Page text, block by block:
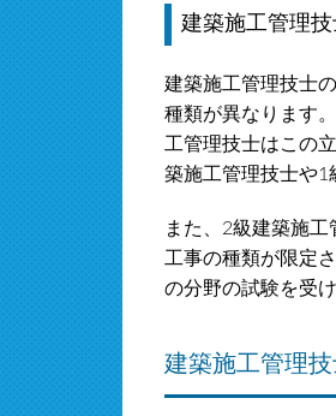
建築施工管理
建築施工管理技士
種類が異なります
工管理技士はこの
築施工管理技士や1
また、2級建築施
工事の種類が限定
の分野の試験を受
建築施工管理